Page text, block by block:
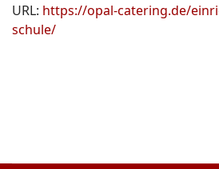
URL: https://opal-catering.de/
schule/